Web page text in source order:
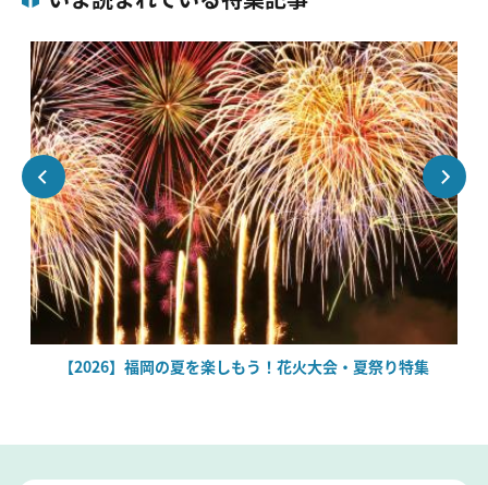
【2026】福岡の夏を楽しもう！花火大会・夏祭り特集